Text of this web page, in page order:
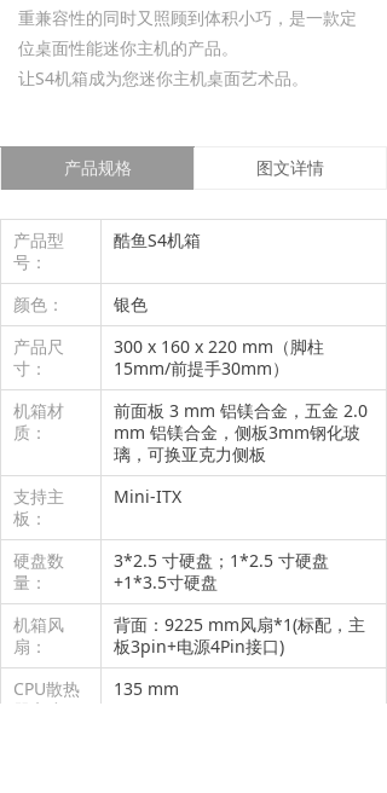
重兼容性的同时又照顾到体积小巧，是一款定
位桌面性能迷你主机的产品。
让S4机箱成为您迷你主机桌面艺术品。
产品规格 图文详情
产品型
号：
酷鱼S4机箱
颜色：
银色
产品尺
寸：
300 x 160 x 220 mm（脚柱
15mm/前提手30mm）
机箱材
质：
前面板 3 mm 铝镁合金，五金 2.0
mm 铝镁合金，侧板3mm钢化玻
璃，可换亚克力侧板
支持主
板：
Mini-ITX
硬盘数
量：
3*2.5 寸硬盘；1*2.5 寸硬盘
+1*3.5寸硬盘
机箱风
扇：
背面：9225 mm风扇*1(标配，主
板3pin+电源4Pin接口)
CPU散热
器高度：
135 mm